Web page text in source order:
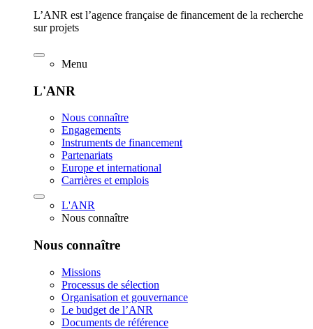
L’ANR est l’agence française de financement de la recherche
sur projets
Menu
L'ANR
Nous connaître
Engagements
Instruments de financement
Partenariats
Europe et international
Carrières et emplois
L'ANR
Nous connaître
Nous connaître
Missions
Processus de sélection
Organisation et gouvernance
Le budget de l’ANR
Documents de référence